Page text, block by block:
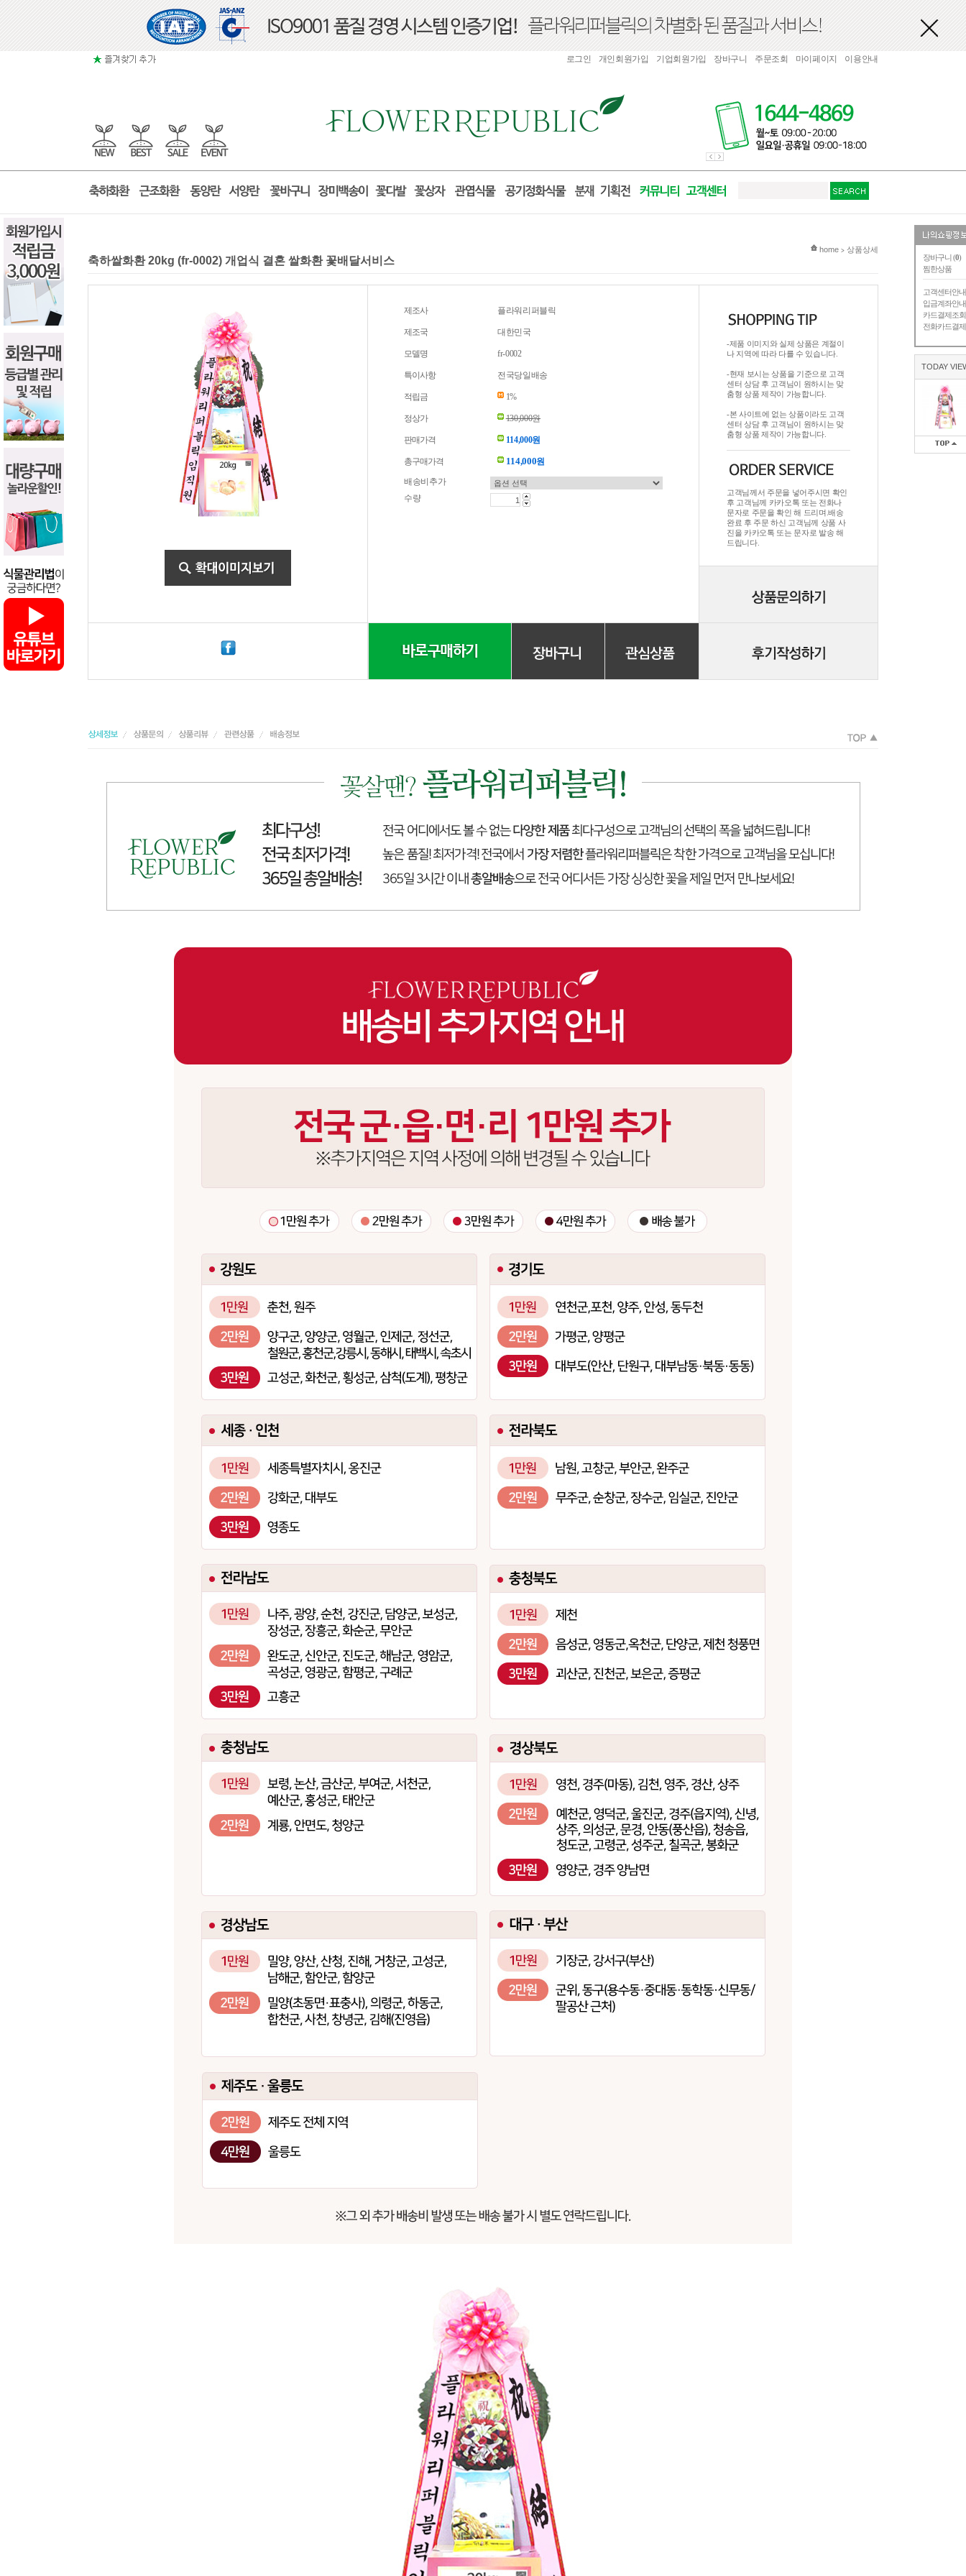
장바구니 (0)
찜한상품
고객센터안내
입금계좌안내
카드결제조회
전화카드결제
TODAY
로그인 개인회원가입 기업회원가입 장바구니 주문조회 마이페이지 이용안내
현재 위치
home > 상품상세
축하쌀화환 20kg (fr-0002) 개업식 결혼 쌀화환 꽃배달서비스
제조사 플라워리퍼블릭
제조국 대한민국
모델명 fr-0002
특이사항 전국당일배송
적립금 1%
정상가 130,000원
판매가격 114,000원
총구매가격 114,000원
배송비추가
수량
-제품 이미지와 실제 상품은 계절이
나 지역에 따라 다를 수 있습니다.
-현재 보시는 상품을 기준으로 고객
센터 상담 후 고객님이 원하시는 맞
춤형 상품 제작이 가능합니다.
-본 사이트에 없는 상품이라도 고객
센터 상담 후 고객님이 원하시는 맞
춤형 상품 제작이 가능합니다.
고객님께서 주문을 넣어주시면 확인
후 고객님께 카카오톡 또는 전화나
문자로 주문을 확인 해 드리며.배송
완료 후 주문 하신 고객님께 상품 사
진을 카카오톡 또는 문자로 발송 해
드립니다.